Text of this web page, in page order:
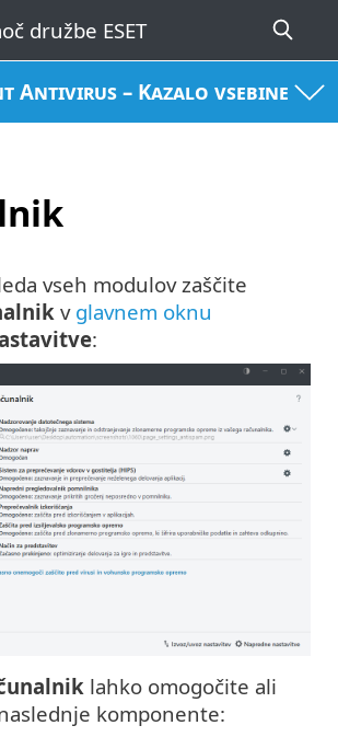
Antivirus – Kazalo vsebine
vseh modulov zaščite
v glavnem oknu
:
lahko omogočite ali
komponente: